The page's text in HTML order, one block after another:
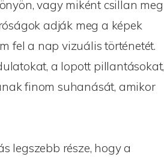
vagy miként csillan meg
adják meg a képek
fel a nap vizuális történetét.
a lopott pillantásokat,
finom suhanását, amikor
legszebb része, hogy a